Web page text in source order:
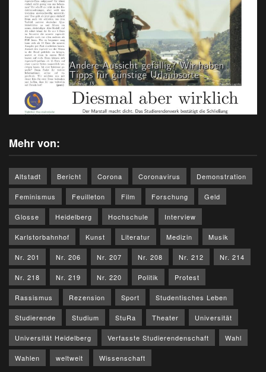
Mehr von:
Altstadt Bericht Corona Coronavirus Demonstration
Feminismus Feuilleton Film Forschung Geld
Glosse Heidelberg Hochschule Interview
Karlstorbahnhof Kunst Literatur Medizin Musik
Nr. 201 Nr. 206 Nr. 207 Nr. 208 Nr. 212 Nr. 214
Nr. 218 Nr. 219 Nr. 220 Politik Protest
Rassismus Rezension Sport Studentisches Leben
Studierende Studium StuRa Theater Universität
Universität Heidelberg Verfasste Studierendenschaft Wahl
Wahlen weltweit Wissenschaft